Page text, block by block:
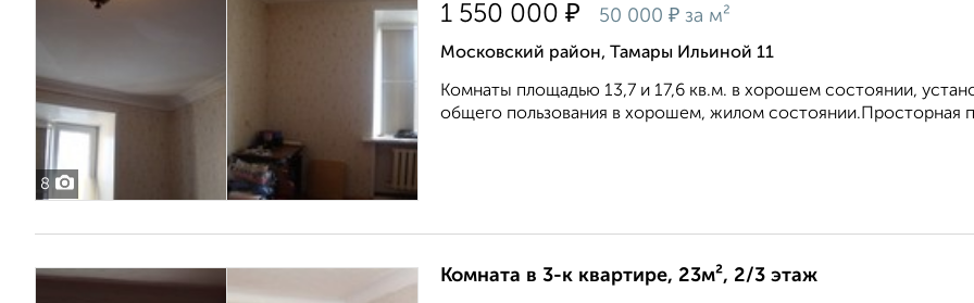
8
1 550 000 ₽ 50 000 ₽ за м²
Московский район, Тамары Ильиной 11
Комнаты площадью 13,7 и 17,6 кв.м. в хорошем состоянии,
общего пользования в хорошем, жилом состоянии.Просторная
Комната в 3-к квартире, 23м², 2/3 этаж